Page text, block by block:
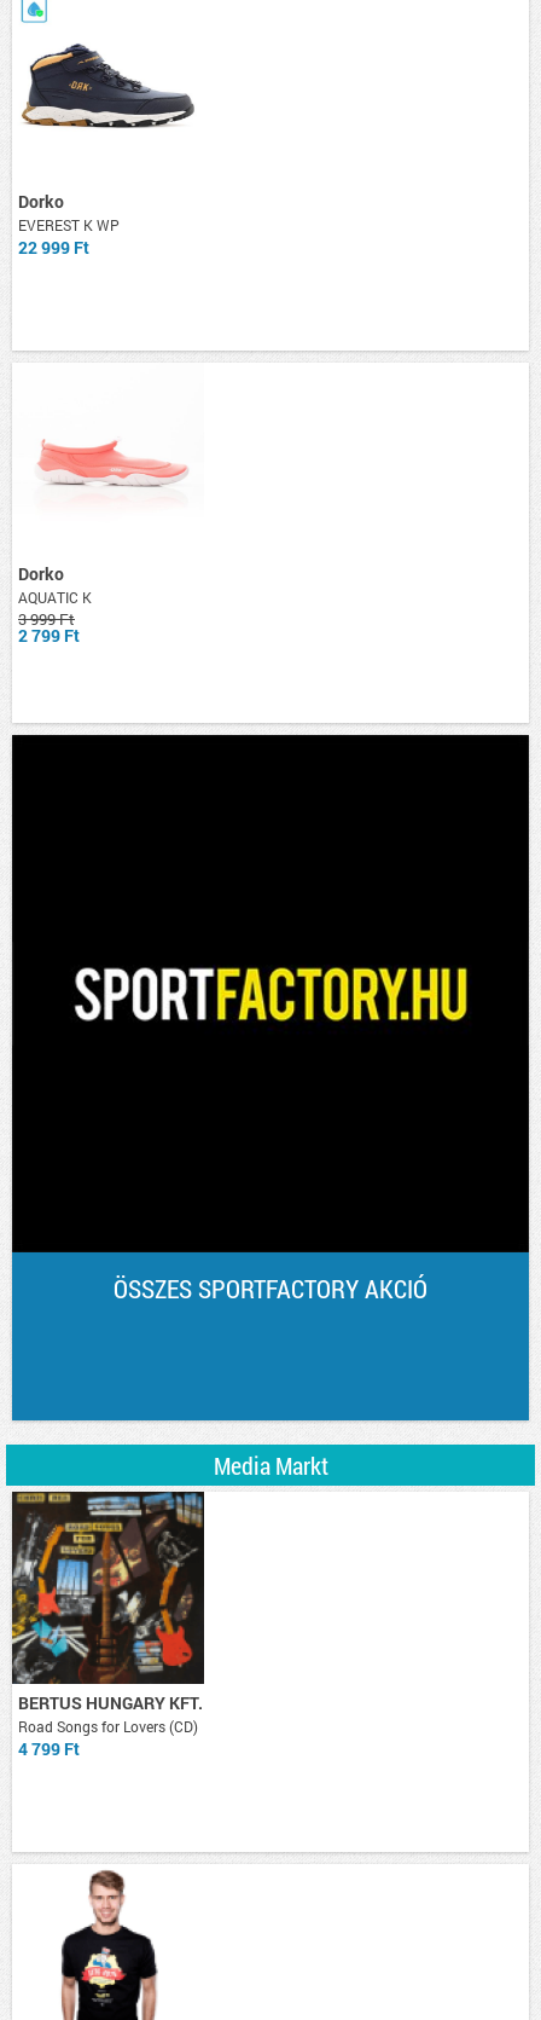
Dorko
EVEREST K WP
22 999 Ft
Dorko
AQUATIC K
3 999 Ft
2 799 Ft
ÖSSZES SPORTFACTORY AKCIÓ
Media Markt
BERTUS HUNGARY KFT.
Road Songs for Lovers (CD)
4 799 Ft